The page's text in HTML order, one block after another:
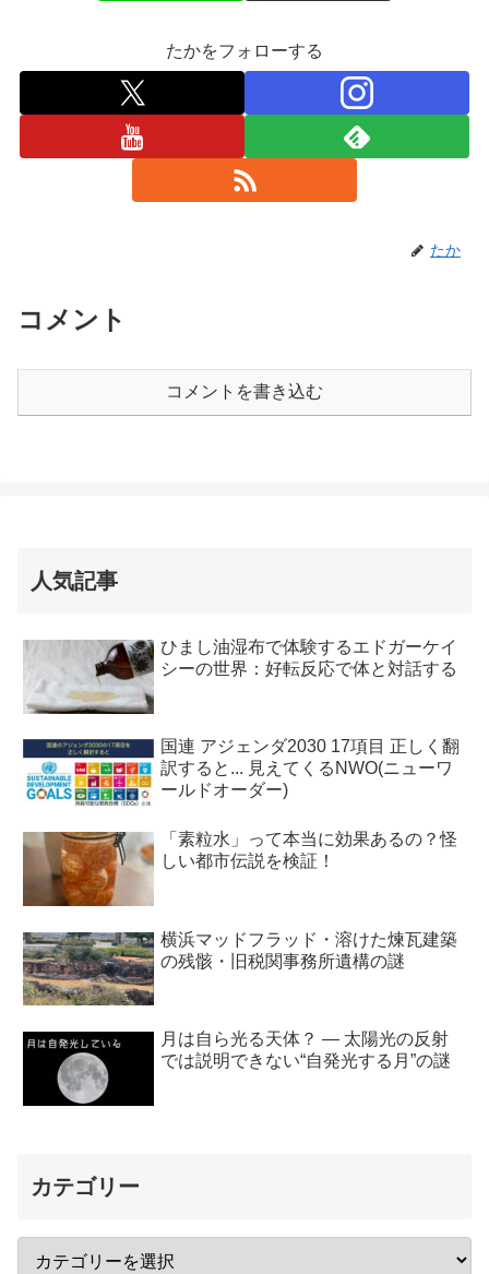
たかをフォローする
たか
コメント
コメントを書き込む
人気記事
ひまし油湿布で体験するエドガーケイ
シーの世界：好転反応で体と対話する
国連 アジェンダ2030 17項目 正しく翻
訳すると... 見えてくるNWO(ニューワ
ールドオーダー)
「素粒水」って本当に効果あるの？怪
しい都市伝説を検証！
横浜マッドフラッド・溶けた煉瓦建築
の残骸・旧税関事務所遺構の謎
月は自ら光る天体？ ― 太陽光の反射
では説明できない“自発光する月”の謎
カテゴリー